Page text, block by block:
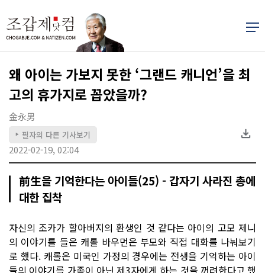
왜 아이는 가보지 못한 ‘그랜드 캐니언’을 최
고의 휴가지로 꼽았을까?
金永男
▶ 필자의 다른 기사보기
2022-02-19, 02:04
前生을 기억한다는 아이들(25) - 갑자기 사라진 총에
대한 집착
자신의 조카가 할아버지의 환생인 것 같다는 아이의 고모 제니
의 이야기를 들은 캐롤 바우먼은 부모와 직접 대화를 나눠보기
로 했다. 캐롤은 미국인 가정의 경우에는 전생을 기억하는 아이
들의 이야기를 가족이 아닌 제3자에게 하는 것을 꺼려한다고 했